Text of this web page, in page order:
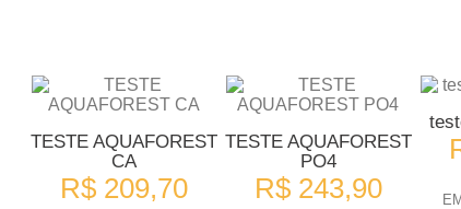
TESTE AQUAFOREST
CA
R$ 209,70
TESTE AQUAFOREST
PO4
R$ 243,90